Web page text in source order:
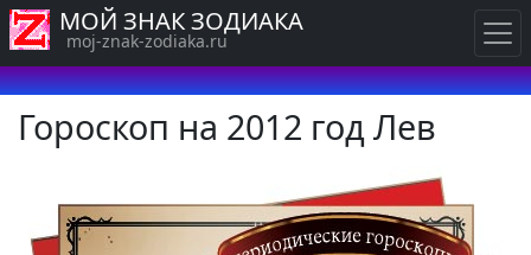
Гороскоп на 2012 год Лев
МОЙ ЗНАК ЗОДИАКА
moj-znak-zodiaka.ru